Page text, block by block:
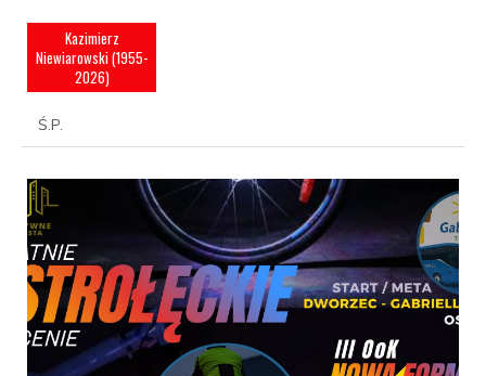
Kazimierz
Niewiarowski (1955-
2026)
Ś.P.